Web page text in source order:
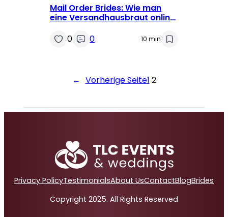
Mail Order Brides: Wie man
eine Versandhausbraut online
0
0 10 min
← Vorherige Seite1 2
Privacy PolicyTestimonialsAbout UsContactBlogBrides
Copyright 2025. All Rights Reserved